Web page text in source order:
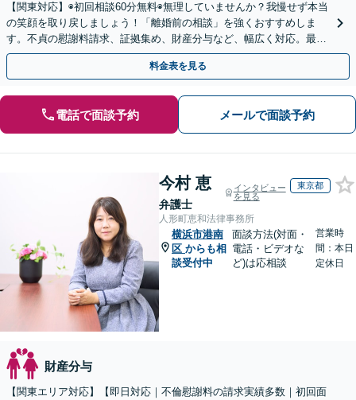
【関東対応】◉初回相談60分無料◉無理していませんか？我慢せず本当
の笑顔を取り戻しましょう！「離婚前の相談」を強くおすすめしま
す。不貞の慰謝料請求、証拠集め、財産分与など、幅広く対応。最善
の解決をご提案し、最後まで丁寧にサポート【完全個室】
料金表を見る
電話で面談予約 メールで面談予約
今村 恵
弁護士
インタビュー
を見る
東京都
人形町恵和法律事務所
横浜市港南
区 からも相
談受付中
面談方法(対面・
電話・ビデオな
ど)は応相談
営業時
間：本日
定休日
財産分与
【関東エリア対応】【即日対応｜不倫慰謝料の請求実績多数｜初回面